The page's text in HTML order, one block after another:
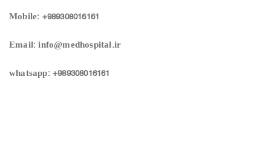
Mobile: +989308016161
Email: info@medhospital.ir
whatsapp: +989308016161